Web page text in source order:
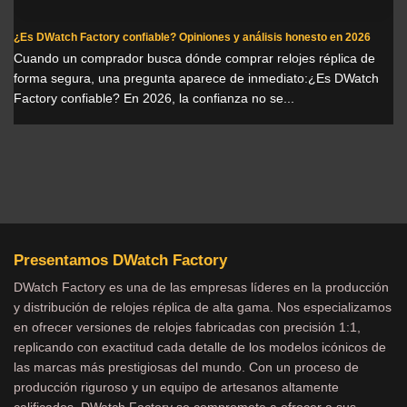
¿Es DWatch Factory confiable? Opiniones y análisis honesto en 2026
Cuando un comprador busca dónde comprar relojes réplica de
forma segura, una pregunta aparece de inmediato:¿Es DWatch
Factory confiable? En 2026, la confianza no se...
Presentamos DWatch Factory
DWatch Factory es una de las empresas líderes en la producción
y distribución de relojes réplica de alta gama. Nos especializamos
en ofrecer versiones de relojes fabricadas con precisión 1:1,
replicando con exactitud cada detalle de los modelos icónicos de
las marcas más prestigiosas del mundo. Con un proceso de
producción riguroso y un equipo de artesanos altamente